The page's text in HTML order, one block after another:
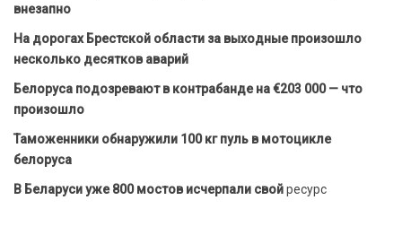
внезапно
На дорогах Брестской области за выходные произошло
несколько десятков аварий
Белоруса подозревают в контрабанде на €203 000 — что
произошло
Таможенники обнаружили 100 кг пуль в мотоцикле
белоруса
В Беларуси уже 800 мостов исчерпали свойресурс